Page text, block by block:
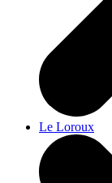
Le Loroux